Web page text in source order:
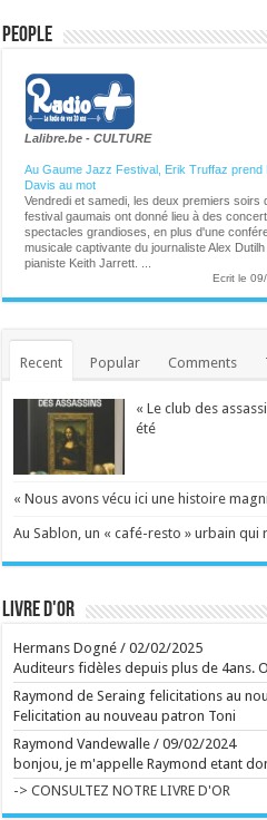
People
Lalibre.be - CULTURE
Au Gaume Jazz Festival, Erik Truffaz prend
Davis au mot
Vendredi et samedi, les deux premiers soirs
festival gaumais ont donné lieu à des
spectacles grandioses, en plus d'une
musicale captivante du journaliste Alex Dutilh
pianiste Keith Jarrett. ...
Ecrit le
comment la superstar flamande a-t-elle
Wallonie. ...
regard neuf qui ne cesse de se réinventer"
L'actrice belgo-française Virginie Efira a reçu
vendredi soir le Leopard Club Award dans le
79e Festival du film de Locarno. Cette
récompense une personnalité dont le travail
Ecrit le
d'annuler son concert au Ronquières
Une laryngite aiguë contraint Charlotte
Ecrit le
poétique
Pierre Huyghe offre une expérience totale à la
Fondation Beyeler à Bâle, reconstruisant un
décalé. ...
Ecrit le
Ecrit le
Vincent Bastien exerce un métier méconnu à
Versailles : "On reçoit entre 20 et 60 alertes
Collaborateur scientifique sur la recherche
provenance des oeuvres, Vincent Bastien
qu'à Versailles, tout n'est que transparence.
Recent Popular Comments
« Le club des
été
« Nous avons vécu ici une histoire
Au Sablon, un « café-resto » urbain qui
Livre d'or
Hermans Dogné /02/02/2025
Auditeurs fidèles depuis plus de 4ans.
Raymond de Seraing felicitations au
Felicitation au nouveau patron Toni
Raymond Vandewalle /09/02/2024
bonjou, je m'appelle Raymond etant
-> CONSULTEZ NOTRE LIVRE D'OR